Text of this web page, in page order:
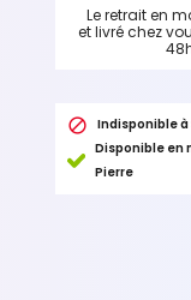
Le retrait en
et livré chez

Indisponible
Disponible en
Pierre